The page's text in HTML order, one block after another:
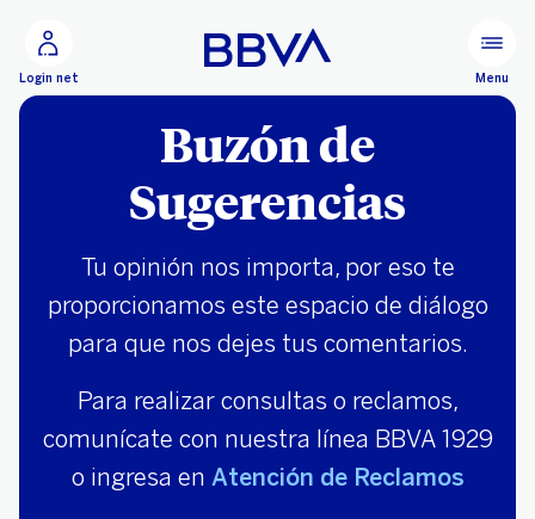
Configurar
Login net Menu
Buzón de
Sugerencias
Tu opinión nos importa, por eso te
proporcionamos este espacio de diálogo
para que nos dejes tus comentarios.
Para realizar consultas o reclamos,
comunícate con nuestra línea BBVA 1929
o ingresa en Atención de Reclamos